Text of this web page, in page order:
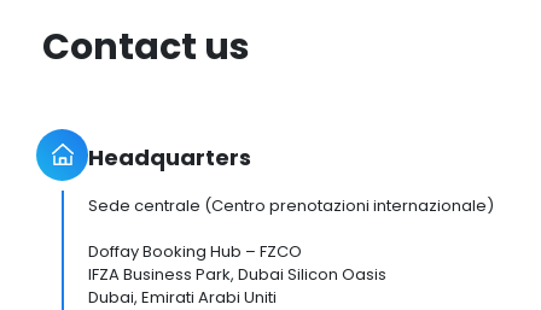
Contact us
Headquarters
Sede centrale (Centro prenotazioni internazionale)
Doffay Booking Hub – FZCO
IFZA Business Park, Dubai Silicon Oasis
Dubai, Emirati Arabi Uniti